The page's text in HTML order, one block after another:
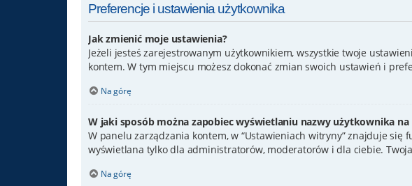
Preferencje i ustawienia użytkownika
Jak zmienić moje ustawienia?
Jeżeli jesteś zarejestrowanym użytkownikiem, wszystkie twoje
kontem. W tym miejscu możesz dokonać zmian swoich ustawień i
Na górę
W jaki sposób można zapobiec wyświetlaniu nazwy użytkownika
W panelu zarządzania kontem, w “Ustawieniach witryny” znajduje się
wyświetlana tylko dla administratorów, moderatorów i dla ciebie.
Na górę